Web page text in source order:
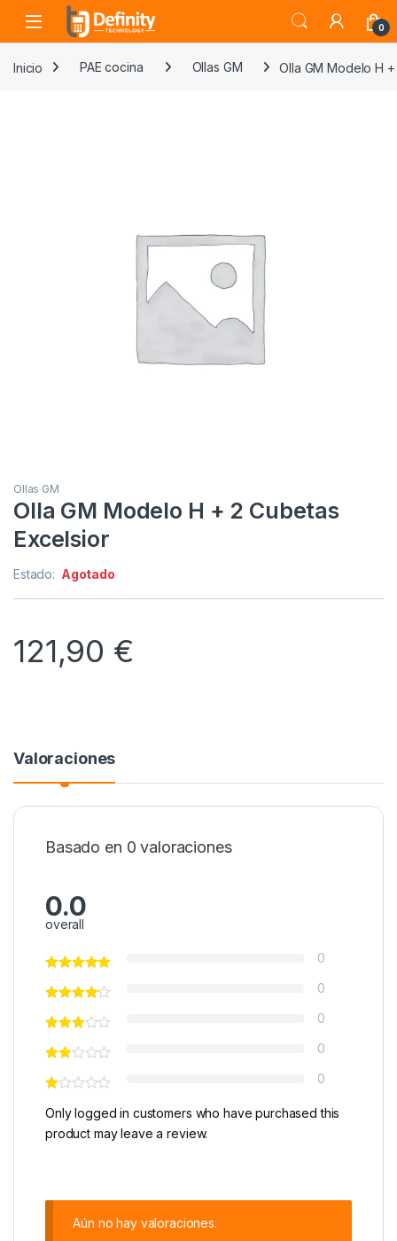
Skip to navigation
Skip to content
Open 0
Inicio PAE cocina Ollas GM Olla GM Modelo H
Ollas GM
Olla GM Modelo H + 2 Cubetas
Excelsior
Estado: Agotado
121,90 €
Valoraciones
Basado en 0 valoraciones
0.0
overall
0
0
0
0
0
Only logged in customers who have purchased this
product may leave a review.
Aún no hay valoraciones.